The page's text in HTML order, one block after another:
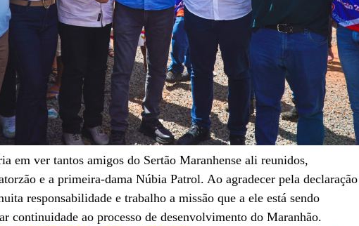
em ver tantos amigos do Sertão Maranhense ali reunidos,
e a primeira-dama Núbia Patrol. Ao agradecer pela declaração
responsabilidade e trabalho a missão que a ele está sendo
continuidade ao processo de desenvolvimento do Maranhão.